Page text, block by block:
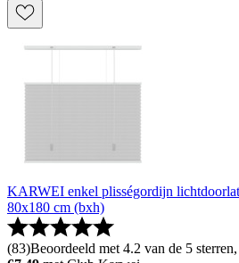
KARWEI enkel plisségordijn
80x180 cm (bxh)
(83)Beoordeeld met 4.2 van de 5